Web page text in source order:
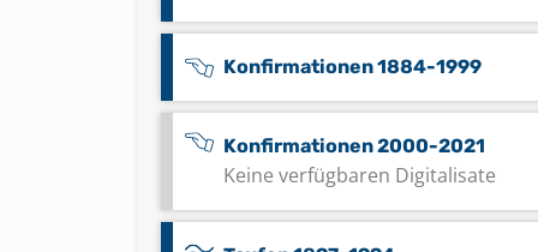
Konfirmationen 1884-1999
Konfirmationen 2000-2021
Keine verfügbaren Digitalisate